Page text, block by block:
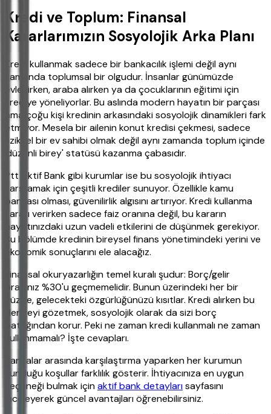
Kredi ve Toplum: Finansal
Kararlarımızın Sosyolojik Arka Planı
Kredi kullanmak sadece bir bankacılık işlemi değil aynı
zamanda toplumsal bir olgudur. İnsanlar günümüzde
evlenirken, araba alırken ya da çocuklarının eğitimi için
krediye yöneliyorlar. Bu aslında modern hayatın bir parçası
ama çoğu kişi kredinin arkasındaki sosyolojik dinamikleri fark
etmiyor. Mesela bir ailenin konut kredisi çekmesi, sadece
fiziksel bir ev sahibi olmak değil aynı zamanda toplum içinde
'düzenli birey' statüsü kazanma çabasıdır.
Ptt Aktif Bank gibi kurumlar ise bu sosyolojik ihtiyacı
karşılamak için çeşitli krediler sunuyor. Özellikle kamu
bankası olması, güvenilirlik algısını artırıyor. Kredi kullanma
kararı verirken sadece faiz oranına değil, bu kararın
hayatınızdaki uzun vadeli etkilerini de düşünmek gerekiyor.
Bu bölümde kredinin bireysel finans yönetimindeki yerini ve
ekonomik sonuçlarını ele alacağız.
Finansal okuryazarlığın temel kuralı şudur: Borç/gelir
oranınız %30'u geçmemelidir. Bunun üzerindeki her bir
yüzde, gelecekteki özgürlüğünüzü kısıtlar. Kredi alırken bu
dengeyi gözetmek, sosyolojik olarak da sizi borç
batağından korur. Peki ne zaman kredi kullanmalı ne zaman
kullanmamalı? İşte cevapları.
Bankalar arasında karşılaştırma yaparken her kurumun
sunduğu koşullar farklılık gösterir. İhtiyacınıza en uygun
seçeneği bulmak içinaktif bank detaylarısayfasını
inceleyerek güncel avantajları öğrenebilirsiniz.